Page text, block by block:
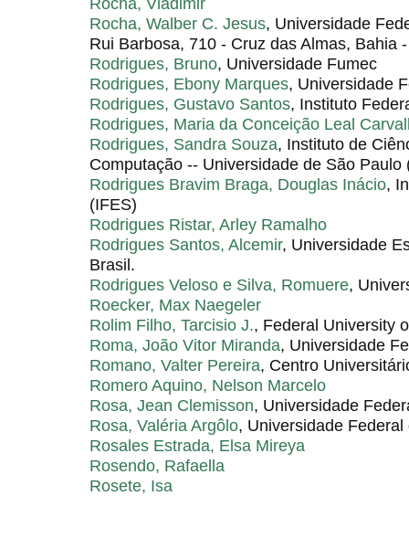
Rocha, Walber C. Jesus, Universidade
Rui Barbosa, 710 - Cruz das Almas, Bahia
Rodrigues, Bruno, Universidade Fumec
Rodrigues, Ebony Marques, Universidade
Rodrigues, Gustavo Santos, Instituto
Rodrigues, Maria da Conceição Leal
Rodrigues, Sandra Souza, Instituto de
Computação -- Universidade de São Paulo
Rodrigues Bravim Braga, Douglas Inácio,
(IFES)
Rodrigues Ristar, Arley Ramalho
Rodrigues Santos, Alcemir, Universidade
Brasil.
Rodrigues Veloso e Silva, Romuere,
Roecker, Max Naegeler
Rolim Filho, Tarcisio J., Federal University
Roma, João Vitor Miranda, Universidade
Romano, Valter Pereira, Centro
Romero Aquino, Nelson Marcelo
Rosa, Jean Clemisson, Universidade
Rosa, Valéria Argôlo, Universidade
Rosales Estrada, Elsa Mireya
Rosendo, Rafaella
Rosete, Isa